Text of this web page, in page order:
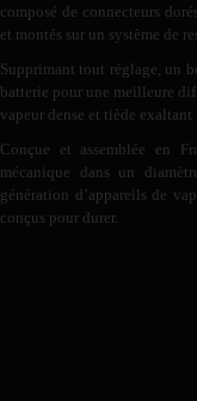
composé de connecteurs
et montés sur un système de
Supprimant tout réglage, un
batterie pour une meilleure
vapeur dense et tiède exaltant
Conçue et assemblée en
mécanique dans un
génération d’appareils de
conçus pour durer.